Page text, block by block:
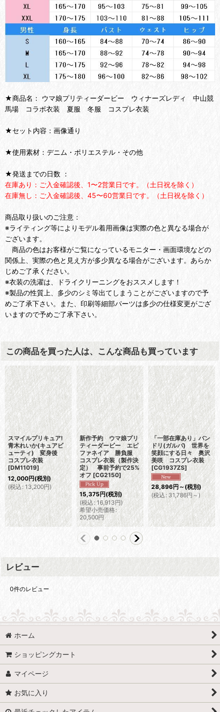
★商品名： ウマ娘プリティーダービー ウィナーズレディ 中山競
馬場 コラボ衣装 夏服 冬服 コスプレ衣装
★セット内容：画像通り
★使用素材：デニム・ポリエステル・その他
★発送までの日数 ：
在庫あり：ご入金確認後、1〜2営業日です。（土日祝を除く）
在庫無し：ご入金確認後、45〜60営業日です。（土日祝を除く）
商品取り扱いのご注意：
※ライティング等によりモデル着用画像は実際の色と異なる場合が
ございます。
商品の色はお客様がご覧になっているモニター・画面環境などの
関係上、実際の色と見え方が多少異なる場合がございます。あらか
じめご了承ください。
※衣装の洗濯は、ドライクリーニングをおススメします！
※製品の性質上、多少のシミ等出てしまうことがございますので予
めご了承下さい。また、印刷等細部パーツは多少の仕様変更がござ
いますので予めご了承下さい。
この商品を買った人は、こんな商品も買っています
スマイルプリキュア!
青木れいか(キュアビ
ューティ) 変身後
コスプレ衣装
[DM11019]
12,000円(税別)
(税込: 13,200円)
新作予約 ウマ娘プリ
ティーダービー エピ
ファネイア 勝負服
コスプレ衣装（製作決
定） 事前予約で25%
オフ [CG2150]
15,375円(税別)
(税込: 16,913円)
希望小売価格:
20,500円
「一部在庫あり」バン
ドリ(ガルパ) 世界を
笑顔にする日々 奥沢
美咲 コスプレ衣装
[CG1937ZS]
28,896円～ (税別)
(税込 : 31,786円～)
レビュー
0件のレビュー
ホーム
ショッピングカート
マイページ
お気に入り